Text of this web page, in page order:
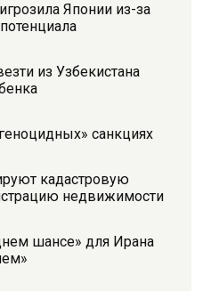
Японии из-за
из Узбекистана
санкциях
кадастровую
недвижимости
шансе» для Ирана